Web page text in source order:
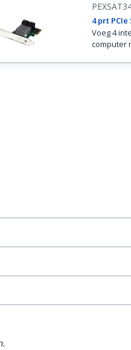
4 prt
Voeg 4
computer